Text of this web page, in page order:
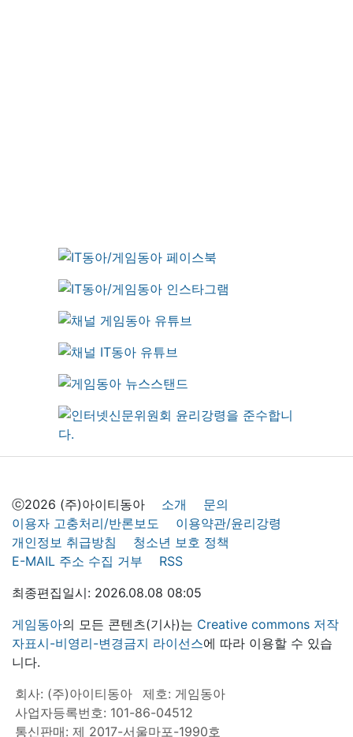
ⓒ2026 (주)아이티동아 소개
문의
이용자 고충처리/반론보도
이용약관/윤리강령
개인정보 취급방침
청소년 보호 정책
E-MAIL 주소 수집 거부
RSS
최종편집일시: 2026.08.08 08:05
게임동아의 모든 콘텐츠(기사)는 Creative commons 저작
자표시-비영리-변경금지 라이선스에 따라 이용할 수 있습
니다.
회사: (주)아이티동아
제호: 게임동아
사업자등록번호: 101-86-04512
통신판매: 제 2017-서울마포-1990호